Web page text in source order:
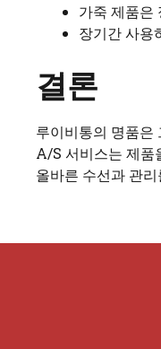
가죽 제품은
장기간 사용
결론
루이비통의 명품은
A/S 서비스는 제품
올바른 수선과 관